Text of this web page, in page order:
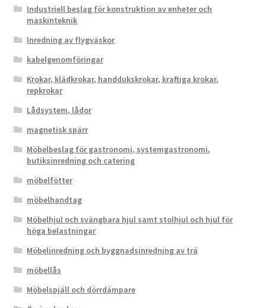
Industriell beslag för konstruktion av enheter och
maskinteknik
Inredning av flygväskor
kabelgenomföringar
Krokar, klädkrokar, handdukskrokar, kraftiga krokar,
repkrokar
Lådsystem, lådor
magnetisk spärr
Möbelbeslag för gastronomi, systemgastronomi,
butiksinredning och catering
möbelfötter
möbelhandtag
Möbelhjul och svängbara hjul samt stolhjul och hjul för
höga belastningar
Möbelinredning och byggnadsinredning av trä
möbellås
Möbelspjäll och dörrdämpare